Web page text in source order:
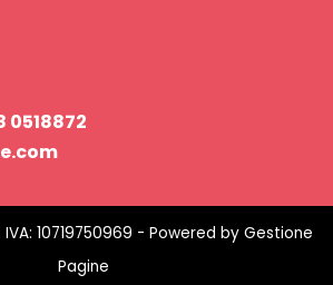
0518872
10719750969 - Powered by Gestione
Pagine